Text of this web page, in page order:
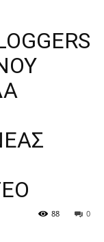
0
88